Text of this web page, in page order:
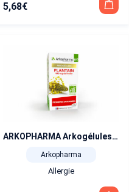
5,68€
ARKOPHARMA Arkogélules Problèmes Saisonniers Plantain Bio 45 gélules
Arkopharma
Allergie